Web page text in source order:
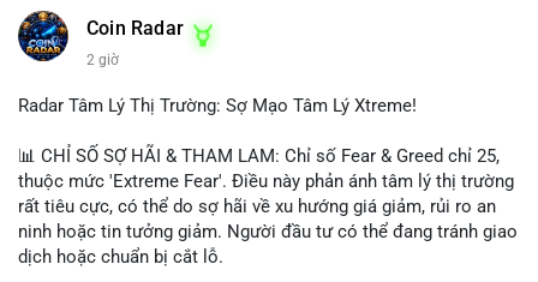
#binancesquare #cryptonews
📰 Nguồn: CoinDesk
Coin Radar
2 giờ
Radar Tâm Lý Thị Trường: Sợ Mạo Tâm Lý Xtreme!
📊 CHỈ SỐ SỢ HÃI & THAM LAM: Chỉ số Fear & Greed chỉ 25,
thuộc mức 'Extreme Fear'. Điều này phản ánh tâm lý thị trường
rất tiêu cực, có thể do sợ hãi về xu hướng giá giảm, rủi ro an
ninh hoặc tin tưởng giảm. Người đầu tư có thể đang tránh giao
dịch hoặc chuẩn bị cắt lỗ.